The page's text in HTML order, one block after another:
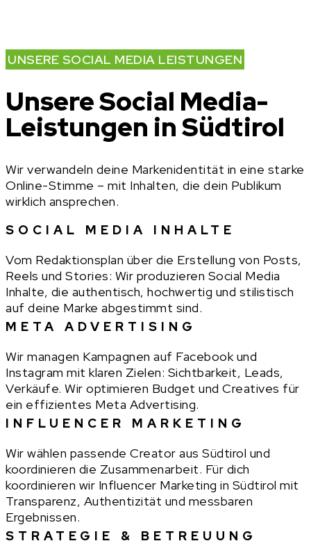
UNSERE SOCIAL MEDIA LEISTUNGEN
Unsere Social Media-
Leistungen in Südtirol
Wir verwandeln deine Markenidentität in eine starke
Online-Stimme – mit Inhalten, die dein Publikum
wirklich ansprechen.
SOCIAL MEDIA INHALTE
Vom Redaktionsplan über die Erstellung von Posts,
Reels und Stories: Wir produzieren Social Media
Inhalte, die authentisch, hochwertig und stilistisch
auf deine Marke abgestimmt sind.
META ADVERTISING
Wir managen Kampagnen auf Facebook und
Instagram mit klaren Zielen: Sichtbarkeit, Leads,
Verkäufe. Wir optimieren Budget und Creatives für
ein effizientes Meta Advertising.
INFLUENCER MARKETING
Wir wählen passende Creator aus Südtirol und
koordinieren die Zusammenarbeit. Für dich
koordinieren wir Influencer Marketing in Südtirol mit
Transparenz, Authentizität und messbaren
Ergebnissen.
STRATEGIE & BETREUUNG